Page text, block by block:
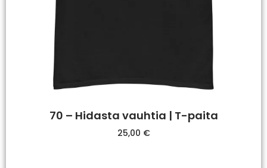
70 – Hidasta vauhtia | T-paita
25,00 €